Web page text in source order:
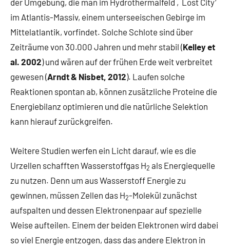
der Umgebung, die man im Hydrothermalfeld ‚Lost City‘
im Atlantis-Massiv, einem unterseeischen Gebirge im
Mittelatlantik, vorfindet. Solche Schlote sind über
Zeiträume von 30.000 Jahren und mehr stabil (Kelley et
al. 2002) und wären auf der frühen Erde weit verbreitet
gewesen (Arndt & Nisbet, 2012). Laufen solche
Reaktionen spontan ab, können zusätzliche Proteine die
Energiebilanz optimieren und die natürliche Selektion
kann hierauf zurückgreifen.
Weitere Studien werfen ein Licht darauf, wie es die
Urzellen schafften Wasserstoffgas H2 als Energiequelle
zu nutzen. Denn um aus Wasserstoff Energie zu
gewinnen, müssen Zellen das H2-Molekül zunächst
aufspalten und dessen Elektronenpaar auf spezielle
Weise aufteilen. Einem der beiden Elektronen wird dabei
so viel Energie entzogen, dass das andere Elektron in